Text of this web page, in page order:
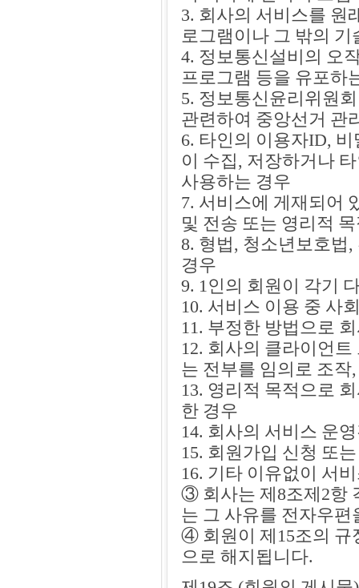
3. 회사의 서비스를 원
로그램이나 그 밖의
4. 정보통신설비의 오
프로그램 등을 유포하
5. 정보통신윤리위원
관련하여 중앙선거 관
6. 타인의 이용자ID,
이 수집, 저장하거나
사용하는 경우
7. 서비스에 게재되어
및 전송 또는 영리적
8. 형법, 청소년보호법
경우
9. 1인의 회원이 각기
10. 서비스 이용 중 사
11. 부정한 방법으로
12. 회사의 클라이언
는 전부를 임의로 조작
13. 영리적 목적으로
한 경우
14. 회사의 서비스 운
15. 회원가입 신청 또
16. 기타 이유없이 서
③ 회사는 제8조제2항
는 그 사유를 전자우
④ 회원이 제15조의 규
으로 해지됩니다.